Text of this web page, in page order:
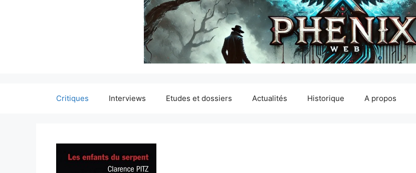
Critiques Interviews Etudes et dossiers Actualités Historique A propos